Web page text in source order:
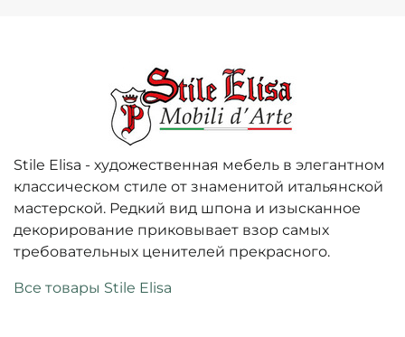
Stile Elisa - художественная мебель в элегантном
классическом стиле от знаменитой итальянской
мастерской. Редкий вид шпона и изысканное
декорирование приковывает взор самых
требовательных ценителей прекрасного.
Все товары Stile Elisa